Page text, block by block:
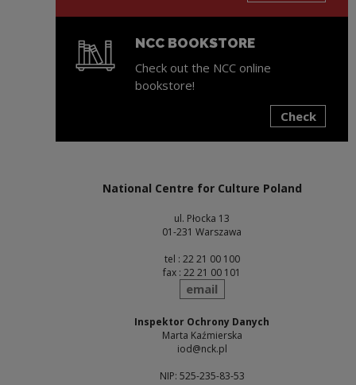
NCC BOOKSTORE
Check out the NCC online
bookstore!
Check
National Centre for Culture Poland
ul. Płocka 13
01-231 Warszawa
tel : 22 21 00 100
fax : 22 21 00 101
send
email
Inspektor Ochrony Danych
Marta Kaźmierska
iod@nck.pl
NIP: 525-235-83-53